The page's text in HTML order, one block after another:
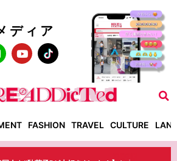
ディア
FASHION TRAVEL CULTURE